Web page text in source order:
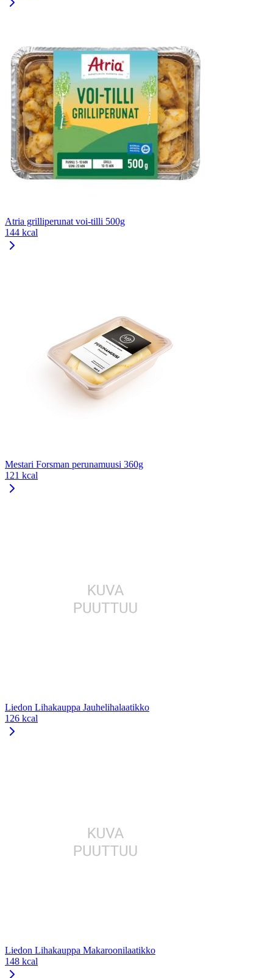
Atria grilliperunat voi-tilli 500g
144 kcal
Mestari Forsman perunamuusi 360g
121 kcal
Liedon Lihakauppa Jauhelihalaatikko
126 kcal
Liedon Lihakauppa Makaroonilaatikko
148 kcal